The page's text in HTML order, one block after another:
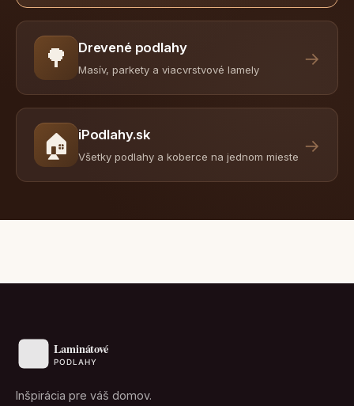
🌳 Drevené podlahy
Masív, parkety a viacvrstvové lamely
→
🏠 iPodlahy.sk
Všetky podlahy a koberce na jednom mieste
→
Inšpirácia pre váš domov.